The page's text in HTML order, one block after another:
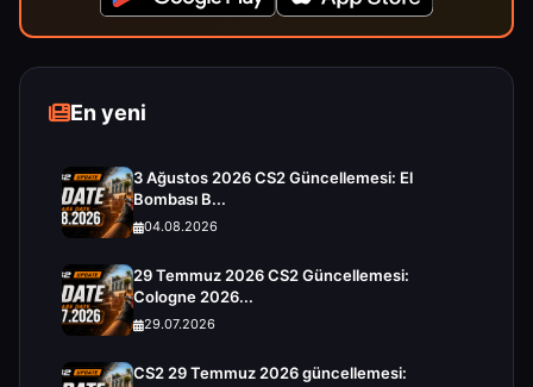
En yeni
3 Ağustos 2026 CS2 Güncellemesi: El
Bombası B...
04.08.2026
29 Temmuz 2026 CS2 Güncellemesi:
Cologne 2026...
29.07.2026
CS2 29 Temmuz 2026 güncellemesi: